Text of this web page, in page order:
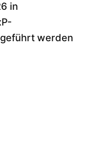
in
werden